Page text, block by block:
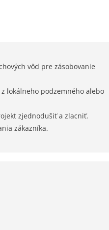
vôd pre zásobovanie
lokálneho podzemného alebo
zjednodušiť a zlacniť.
zákazníka.